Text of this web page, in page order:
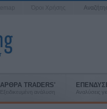
ΑΡΘΡΑ TRADERS'
Εξειδικευμένη ανάλυση Αναλύσεις